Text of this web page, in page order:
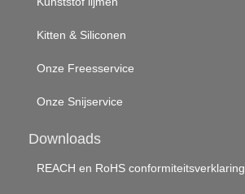
Kitten & Siliconen
Onze Freesservice
Onze Snijservice
Downloads
REACH en RoHS conformiteitsverklaring